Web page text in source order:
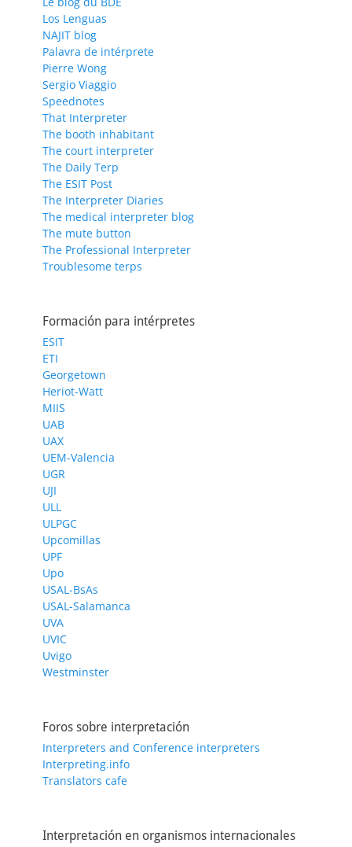
Los Lenguas
NAJIT blog
Palavra de intérprete
Pierre Wong
Sergio Viaggio
Speednotes
That Interpreter
The booth inhabitant
The court interpreter
The Daily Terp
The ESIT Post
The Interpreter Diaries
The medical interpreter blog
The mute button
The Professional Interpreter
Troublesome terps
Formación para intérpretes
ESIT
ETI
Georgetown
Heriot-Watt
MIIS
UAB
UAX
UEM-Valencia
UGR
UJI
ULL
ULPGC
Upcomillas
UPF
Upo
USAL-BsAs
USAL-Salamanca
UVA
UVIC
Uvigo
Westminster
Foros sobre interpretación
Interpreters and Conference interpreters
Interpreting.info
Translators cafe
Interpretación en organismos internacionales